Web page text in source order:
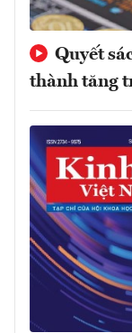
Quyết
thành tăng